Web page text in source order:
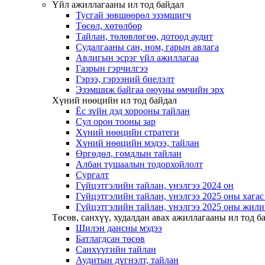
Үйл ажиллагааны ил тод байдал
Тусгай зөвшөөрөл эзэмшигч
Төсөл, хөтөлбөр
Тайлан, төлөвлөгөө, дотоод аудит
Судалгааны сан, ном, гарын авлага
Авлигын эсрэг үйл ажиллагаа
Газрын гэрчилгээ
Гэрээ, гэрээний биелэлт
Эзэмшиж байгаа оюуны өмчийн эрх
Хүний нөөцийн ил тод байдал
Ёс зүйн дэд хорооны тайлан
Сул орон тооны зар
Хүний нөөцийн стратеги
Хүний нөөцийн мэдээ, тайлан
Өргөдөл, гомдлын тайлан
Албан тушаалын тодорхойлолт
Сургалт
Гүйцэтгэлийн тайлан, үнэлгээ 2024 он
Гүйцэтгэлийн тайлан, үнэлгээ 2025 оны
Гүйцэтгэлийн тайлан, үнэлгээ 2025 оны
Төсөв, санхүү, худалдан авах ажиллагааны ил тод
Шилэн дансны мэдээ
Батлагдсан төсөв
Санхүүгийн тайлан
Аудитын дүгнэлт, тайлан